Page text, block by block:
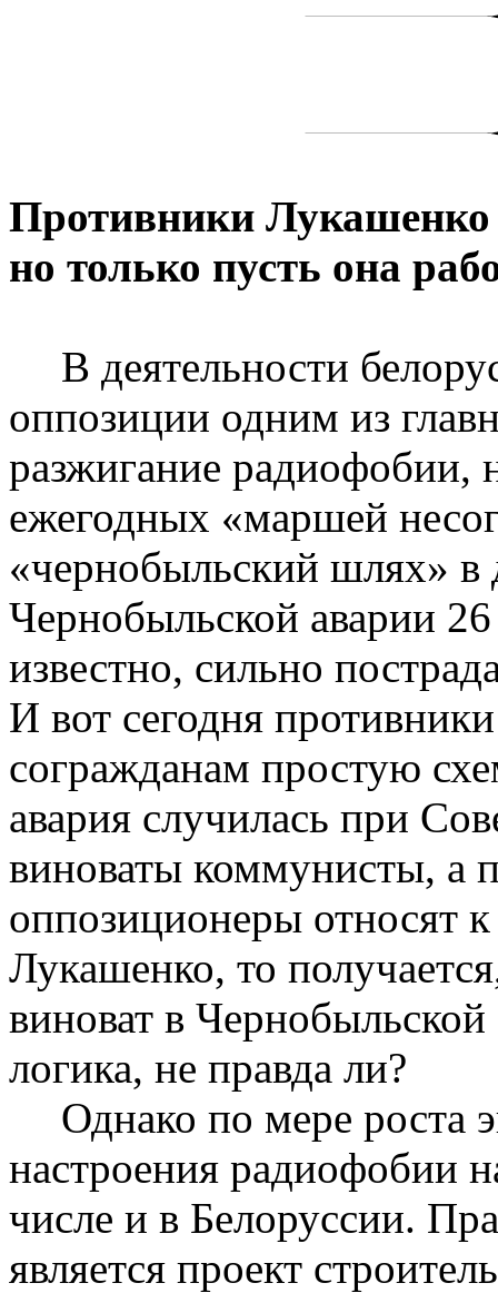
Противники Лукашенко
но только пусть она
В деятельности
оппозиции одним из
разжигание радиофобии,
ежегодных «маршей
«чернобыльский шлях»
Чернобыльской аварии
известно, сильно
И вот сегодня
согражданам простую
авария случилась при
виноваты коммунисты, а
оппозиционеры относят
Лукашенко, то
виноват в
логика, не правда ли?
Однако по мере роста
настроения радиофобии
числе и в Белоруссии.
является проект стр